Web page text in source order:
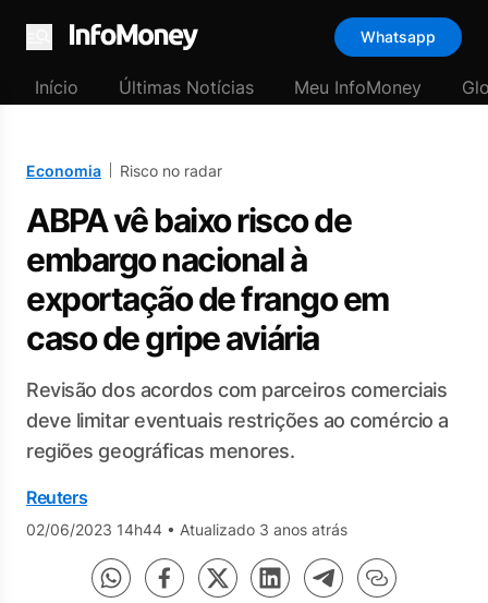
Menu
Whatsapp
Início Últimas Notícias Meu InfoMoney
Economia Risco no radar
ABPA vê baixo risco de
embargo nacional à
exportação de frango em
caso de gripe aviária
Revisão dos acordos com parceiros comerciais
deve limitar eventuais restrições ao comércio a
regiões geográficas menores.
Reuters
02/06/2023 14h44 • Atualizado 3 anos atrás